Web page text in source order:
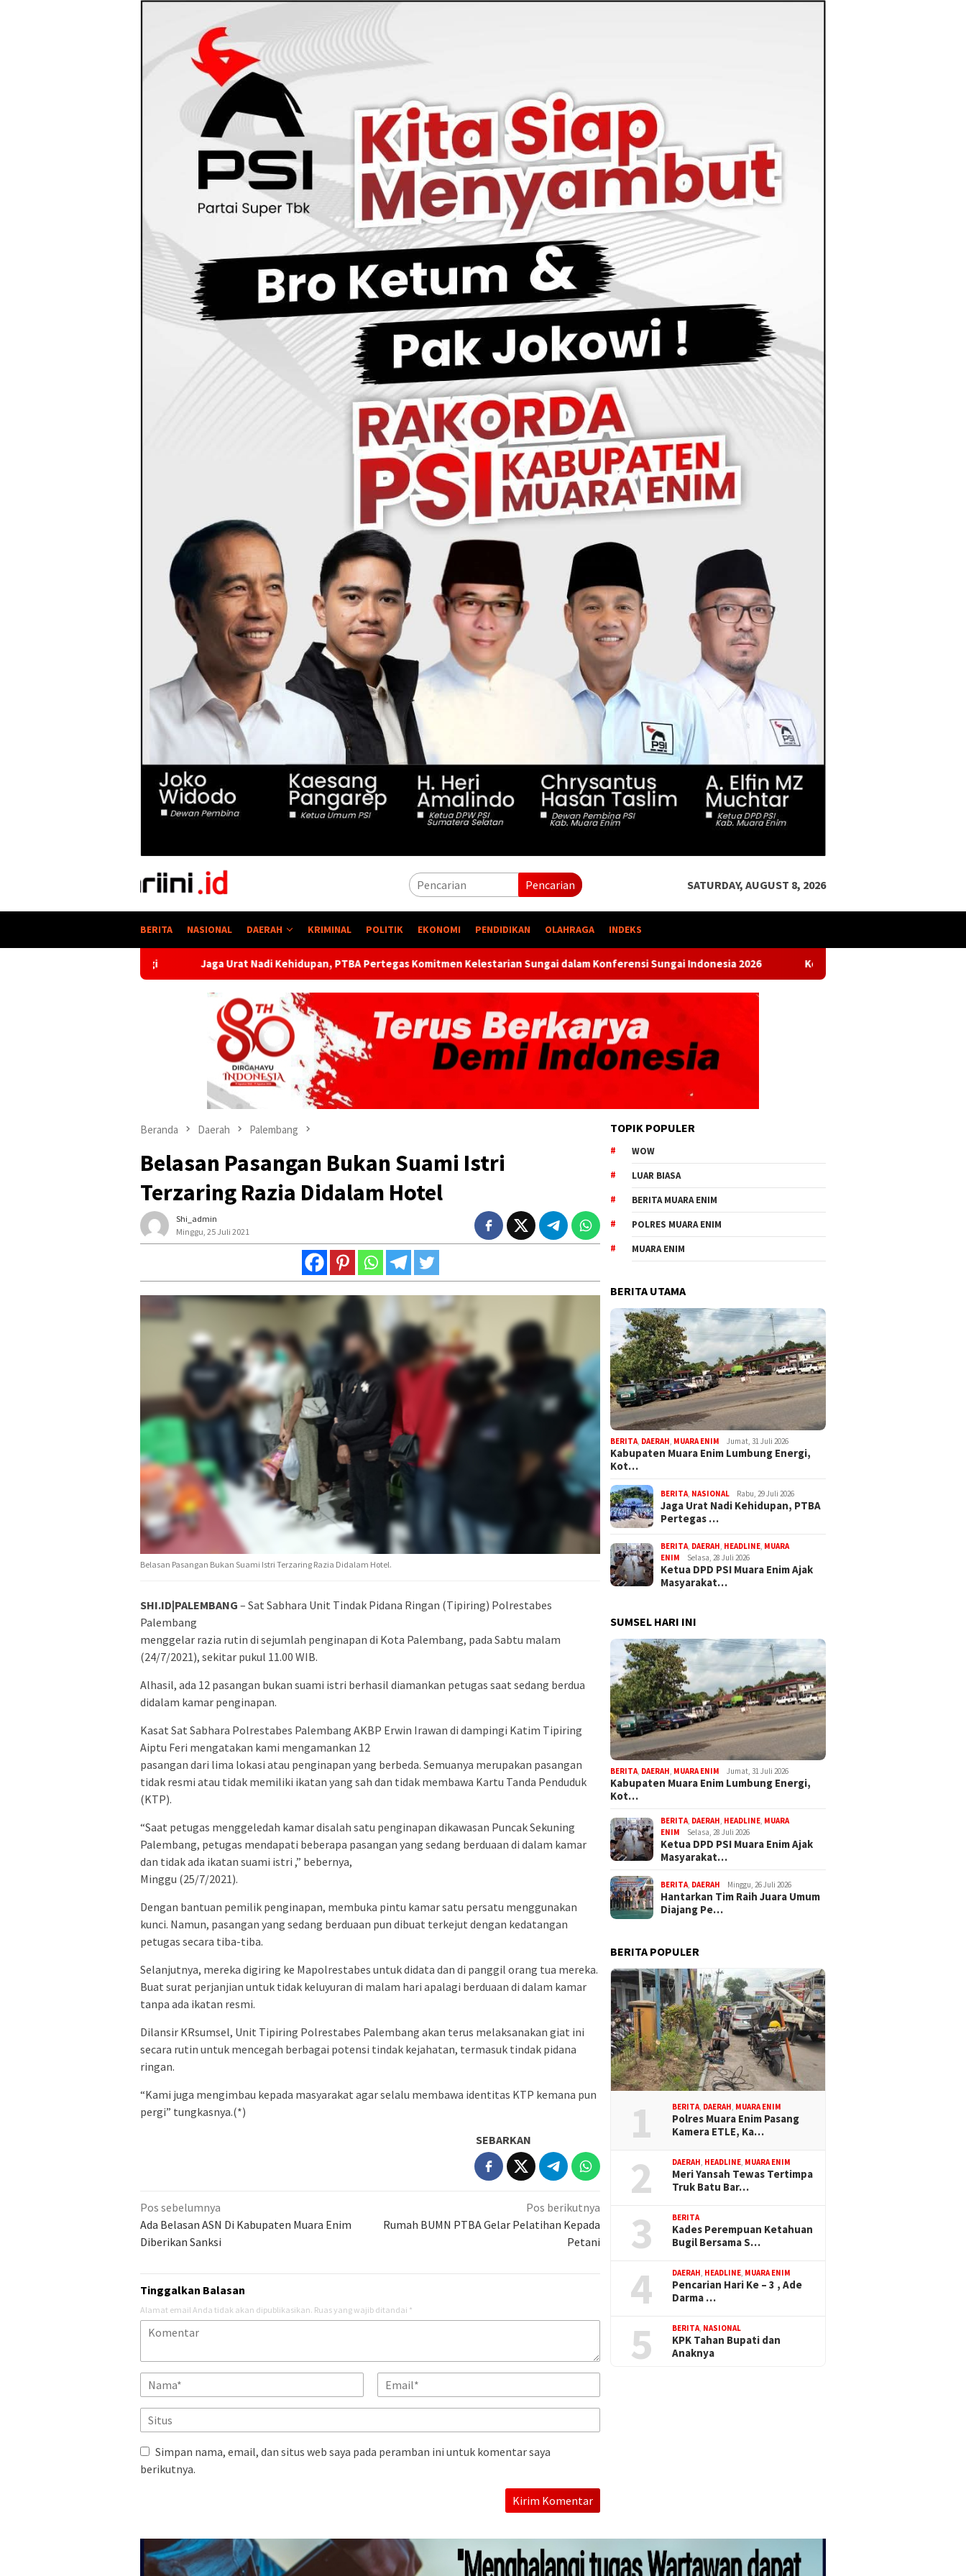
Pencarian SATURDAY, AUGUST 8, 2026
BERITA NASIONAL DAERAH KRIMINAL POLITIK EKONOMI PENDIDIKAN OLAHRAGA INDEKS
Jaga Urat Nadi Kehidupan, PTBA Pertegas Komitmen Kelestarian Sungai dalam Konferensi Sungai Indonesia 2026 Ketua DPD PSI Muara Enim Ajak Masyarakat Meriahkan
Beranda Daerah Palembang
Belasan Pasangan Bukan Suami Istri
Terzaring Razia Didalam Hotel
Shi_admin
Minggu, 25 Juli 2021
Belasan Pasangan Bukan Suami Istri Terzaring Razia Didalam Hotel.
SHI.ID|PALEMBANG – Sat Sabhara Unit Tindak Pidana Ringan (Tipiring) Polrestabes
Palembang
menggelar razia rutin di sejumlah penginapan di Kota Palembang, pada Sabtu malam
(24/7/2021), sekitar pukul 11.00 WIB.
Alhasil, ada 12 pasangan bukan suami istri berhasil diamankan petugas saat sedang berdua
didalam kamar penginapan.
Kasat Sat Sabhara Polrestabes Palembang AKBP Erwin Irawan di dampingi Katim Tipiring
Aiptu Feri mengatakan kami mengamankan 12
pasangan dari lima lokasi atau penginapan yang berbeda. Semuanya merupakan pasangan
tidak resmi atau tidak memiliki ikatan yang sah dan tidak membawa Kartu Tanda Penduduk
(KTP).
“Saat petugas menggeledah kamar disalah satu penginapan dikawasan Puncak Sekuning
Palembang, petugas mendapati beberapa pasangan yang sedang berduaan di dalam kamar
dan tidak ada ikatan suami istri ,” bebernya,
Minggu (25/7/2021).
Dengan bantuan pemilik penginapan, membuka pintu kamar satu persatu menggunakan
kunci. Namun, pasangan yang sedang berduaan pun dibuat terkejut dengan kedatangan
petugas secara tiba-tiba.
Selanjutnya, mereka digiring ke Mapolrestabes untuk didata dan di panggil orang tua mereka.
Buat surat perjanjian untuk tidak keluyuran di malam hari apalagi berduaan di dalam kamar
tanpa ada ikatan resmi.
Dilansir KRsumsel, Unit Tipiring Polrestabes Palembang akan terus melaksanakan giat ini
secara rutin untuk mencegah berbagai potensi tindak kejahatan, termasuk tindak pidana
ringan.
“Kami juga mengimbau kepada masyarakat agar selalu membawa identitas KTP kemana pun
pergi” tungkasnya.(*)
SEBARKAN
Navigasi
pos
Pos sebelumnya
Ada Belasan ASN Di Kabupaten Muara Enim
Diberikan Sanksi
Pos berikutnya
Rumah BUMN PTBA Gelar Pelatihan Kepada
Petani
Tinggalkan Balasan
Alamat email Anda tidak akan dipublikasikan. Ruas yang wajib ditandai *
Simpan nama, email, dan situs web saya pada peramban ini untuk komentar saya
berikutnya.
TOPIK POPULER
WOW
LUAR BIASA
BERITA MUARA ENIM
POLRES MUARA ENIM
MUARA ENIM
BERITA UTAMA
BERITA DAERAH MUARA ENIM Jumat, 31 Juli 2026
Kabupaten Muara Enim Lumbung Energi,
Kot…
BERITA NASIONAL Rabu, 29 Juli 2026
Jaga Urat Nadi Kehidupan, PTBA
Pertegas …
BERITA DAERAH HEADLINE MUARA
ENIM
Selasa, 28 Juli 2026
Ketua DPD PSI Muara Enim Ajak
Masyarakat…
SUMSEL HARI INI
BERITA, DAERAH, MUARA ENIM Jumat, 31 Juli 2026
Kabupaten Muara Enim Lumbung Energi,
Kot…
BERITA, DAERAH, HEADLINE, MUARA
ENIM
Selasa, 28 Juli 2026
Ketua DPD PSI Muara Enim Ajak
Masyarakat…
BERITA, DAERAH Minggu, 26 Juli 2026
Hantarkan Tim Raih Juara Umum
Diajang Pe…
BERITA POPULER
1 BERITA, DAERAH, MUARA ENIM
Polres Muara Enim Pasang
Kamera ETLE, Ka…
2 DAERAH, HEADLINE, MUARA ENIM
Meri Yansah Tewas Tertimpa
Truk Batu Bar…
3 BERITA
Kades Perempuan Ketahuan
Bugil Bersama S…
4 DAERAH, HEADLINE, MUARA ENIM
Pencarian Hari Ke – 3 , Ade
Darma …
5 BERITA, NASIONAL
KPK Tahan Bupati dan
Anaknya